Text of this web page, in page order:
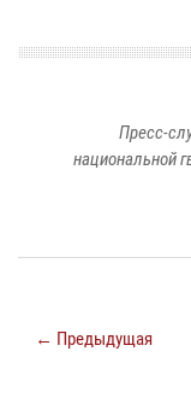
Пресс-
национальной
← Предыдущая